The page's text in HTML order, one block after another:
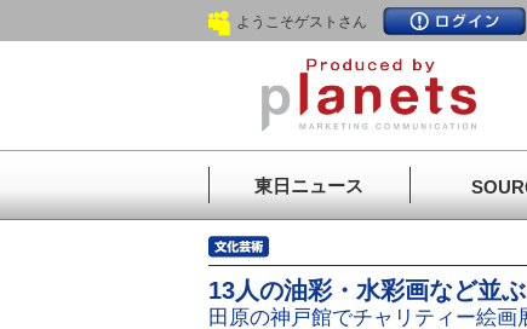
ようこそゲストさん
東日ニュース
13人の油彩・水彩画など並ぶ
田原の神戸館でチャリティー絵画